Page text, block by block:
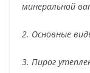
минеральной
2. Основные
3. Пирог